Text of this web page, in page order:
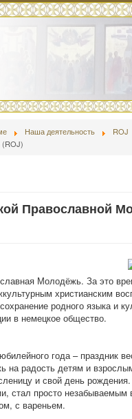
Наша деятельность
ROJ
(ROJ)
Православной
Молодёжь. За это
христианским
родного языка и
в немецкое общество.
года – праздник
на радость детям и
и свой день
стал просто незабываемым
с вареньем.